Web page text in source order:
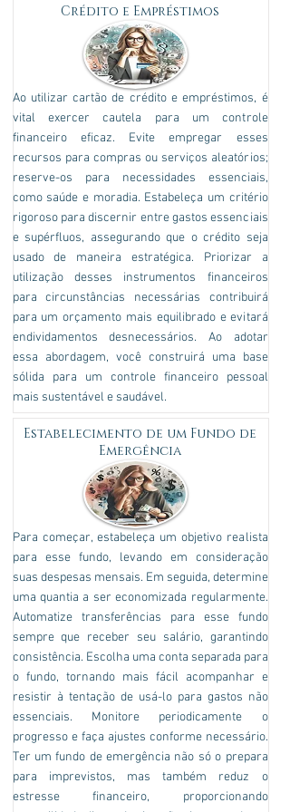
Crédito e Empréstimos
Ao utilizar cartão de crédito e empréstimos, é
vital exercer cautela para um controle
financeiro eficaz. Evite empregar esses
recursos para compras ou serviços aleatórios;
reserve-os para necessidades essenciais,
como saúde e moradia. Estabeleça um critério
rigoroso para discernir entre gastos essenciais
e supérfluos, assegurando que o crédito seja
usado de maneira estratégica. Priorizar a
utilização desses instrumentos financeiros
para circunstâncias necessárias contribuirá
para um orçamento mais equilibrado e evitará
endividamentos desnecessários. Ao adotar
essa abordagem, você construirá uma base
sólida para um controle financeiro pessoal
mais sustentável e saudável.
Estabelecimento de um Fundo de
Emergência
Para começar, estabeleça um objetivo realista
para esse fundo, levando em consideração
suas despesas mensais. Em seguida, determine
uma quantia a ser economizada regularmente.
Automatize transferências para esse fundo
sempre que receber seu salário, garantindo
consistência. Escolha uma conta separada para
o fundo, tornando mais fácil acompanhar e
resistir à tentação de usá-lo para gastos não
essenciais. Monitore periodicamente o
progresso e faça ajustes conforme necessário.
Ter um fundo de emergência não só o prepara
para imprevistos, mas também reduz o
estresse financeiro, proporcionando